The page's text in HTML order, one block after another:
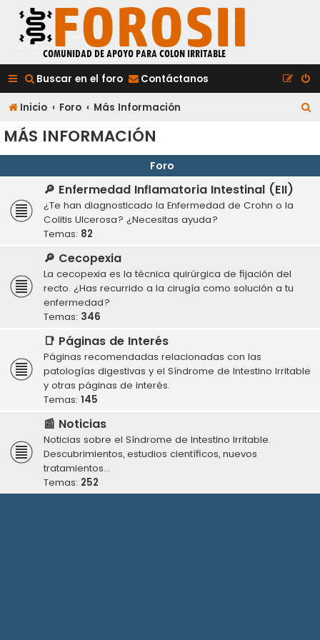
Buscar en el foro Contáctanos
Inicio Foro Más Información
MÁS INFORMACIÓN
Foro
🔎 Enfermedad Inflamatoria Intestinal (EII)
¿Te han diagnosticado la Enfermedad de Crohn o la
Colitis Ulcerosa? ¿Necesitas ayuda?
Temas: 82
🔎 Cecopexia
La cecopexia es la técnica quirúrgica de fijación del
recto. ¿Has recurrido a la cirugía como solución a tu
enfermedad?
Temas: 346
📑 Páginas de Interés
Páginas recomendadas relacionadas con las
patologías digestivas y el Síndrome de Intestino Irritable
y otras páginas de interés.
Temas: 145
📰 Noticias
Noticias sobre el Síndrome de Intestino Irritable.
Descubrimientos, estudios científicos, nuevos
tratamientos...
Temas: 252